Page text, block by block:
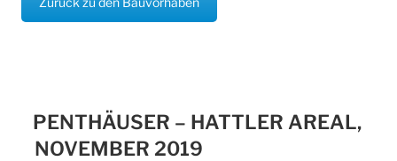
PENTHÄUSER – HATTLER AREAL,
NOVEMBER 2019